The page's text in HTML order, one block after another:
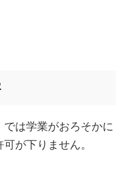
では学業がおろそかに
が下りません。